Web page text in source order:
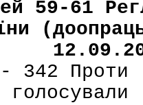
59-61
342 Проти